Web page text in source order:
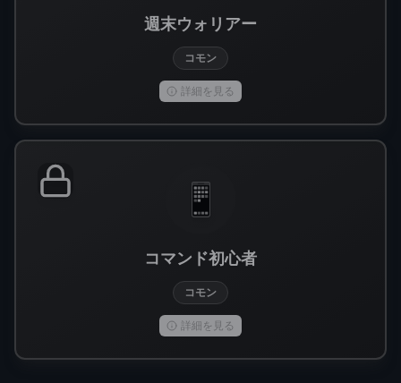
週末ウォリアー
コモン
詳細を見る
📱
コマンド初心者
コモン
詳細を見る